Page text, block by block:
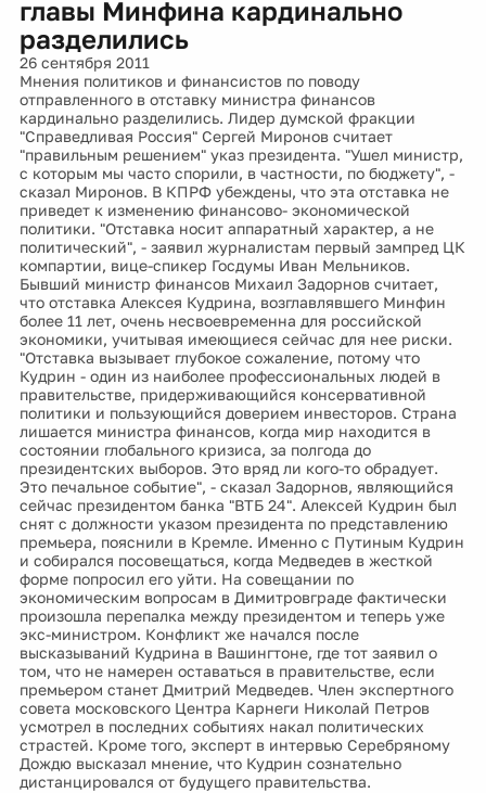
главы Минфина кардинально
разделились
26 сентября 2011
Мнения политиков и финансистов по поводу
отправленного в отставку министра финансов
кардинально разделились. Лидер думской фракции
"Справедливая Россия" Сергей Миронов считает
"правильным решением" указ президента. "Ушел министр,
с которым мы часто спорили, в частности, по бюджету", -
сказал Миронов. В КПРФ убеждены, что эта отставка не
приведет к изменению финансово- экономической
политики. "Отставка носит аппаратный характер, а не
политический", - заявил журналистам первый зампред ЦК
компартии, вице-спикер Госдумы Иван Мельников.
Бывший министр финансов Михаил Задорнов считает,
что отставка Алексея Кудрина, возглавлявшего Минфин
более 11 лет, очень несвоевременна для российской
экономики, учитывая имеющиеся сейчас для нее риски.
"Отставка вызывает глубокое сожаление, потому что
Кудрин - один из наиболее профессиональных людей в
правительстве, придерживающийся консервативной
политики и пользующийся доверием инвесторов. Страна
лишается министра финансов, когда мир находится в
состоянии глобального кризиса, за полгода до
президентских выборов. Это вряд ли кого-то обрадует.
Это печальное событие", - сказал Задорнов, являющийся
сейчас президентом банка "ВТБ 24". Алексей Кудрин был
снят с должности указом президента по представлению
премьера, пояснили в Кремле. Именно с Путиным Кудрин
и собирался посовещаться, когда Медведев в жесткой
форме попросил его уйти. На совещании по
экономическим вопросам в Димитровграде фактически
произошла перепалка между президентом и теперь уже
экс-министром. Конфликт же начался после
высказываний Кудрина в Вашингтоне, где тот заявил о
том, что не намерен оставаться в правительстве, если
премьером станет Дмитрий Медведев. Член экспертного
совета московского Центра Карнеги Николай Петров
усмотрел в последних событиях накал политических
страстей. Кроме того, эксперт в интервью Серебряному
Дождю высказал мнение, что Кудрин сознательно
дистанцировался от будущего правительства.